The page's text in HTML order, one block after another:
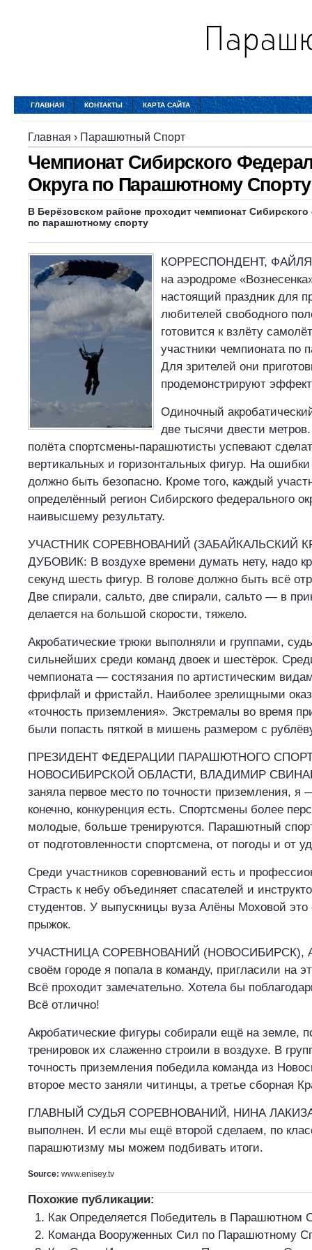
ГЛАВНАЯ КОНТАКТЫ КАРТА САЙТА
Главная › Парашютный Спорт
Чемпионат Сибирского
Округа по Парашютному Спорту
В Берёзовском районе проходит чемпионат Сибирского
по парашютному спорту
​КОРРЕСПОНДЕНТ,
на аэродроме
настоящий праздник для
любителей свободного
готовится к взлёту
участники чемпионата по
Для зрителей они
продемонстрируют
Одиночный
две тысячи двести
полёта спортсмены-парашютисты успевают
вертикальных и горизонтальных фигур. На
должно быть безопасно. Кроме того, каждый
определённый регион Сибирского федерального
наивысшему результату.
УЧАСТНИК СОРЕВНОВАНИЙ (ЗАБАЙКАЛЬСКИЙ
ДУБОВИК: В воздухе времени думать нету, надо
секунд шесть фигур. В голове должно быть всё
Две спирали, сальто, две спирали, сальто — в
делается на большой скорости, тяжело.
Акробатические трюки выполняли и группами,
сильнейших среди команд двоек и шестёрок.
чемпионата — состязания по артистическим
фрифлай и фристайл. Наиболее зрелищными
«точность приземления». Экстремалы во время
были попасть пяткой в мишень размером с
ПРЕЗИДЕНТ ФЕДЕРАЦИИ ПАРАШЮТНОГО
НОВОСИБИРСКОЙ ОБЛАСТИ, ВЛАДИМИР
заняла первое место по точности приземления, я
конечно, конкуренция есть. Спортсмены более
молодые, больше тренируются. Парашютный
от подготовленности спортсмена, от погоды и от
Среди участников соревнований есть и
Страсть к небу объединяет спасателей и
студентов. У выпускницы вуза Алёны Моховой это
прыжок.
УЧАСТНИЦА СОРЕВНОВАНИЙ (НОВОСИБИРСК),
своём городе я попала в команду, пригласили на
Всё проходит замечательно. Хотела бы
Всё отлично!
Акробатические фигуры собирали ещё на земле,
тренировок их слаженно строили в воздухе. В
точность приземления победила команда из
второе место заняли читинцы, а третье сборная
ГЛАВНЫЙ СУДЬЯ СОРЕВНОВАНИЙ, НИНА
выполнен. И если мы ещё второй сделаем, по
парашютизму мы можем подбивать итоги.
Source: www.enisey.tv
Похожие публикации:
Как Определяется Победитель в Парашютном
Команда Вооруженных Сил по Парашютному